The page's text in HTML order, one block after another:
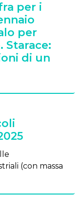
per i
per
Starace:
di un
(con massa